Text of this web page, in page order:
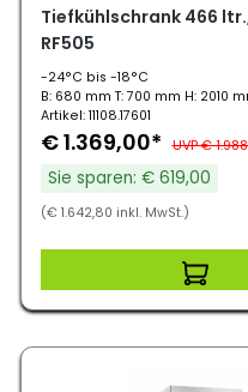
Tiefkühlschrank 466
RF505
-24°C bis -18°C
B: 680 mm T: 700 mm H: 2010
Artikel: 11108.17601
€ 1.369,00* UVP €
Sie sparen: € 619,00
(€ 1.642,80 inkl. MwSt.)